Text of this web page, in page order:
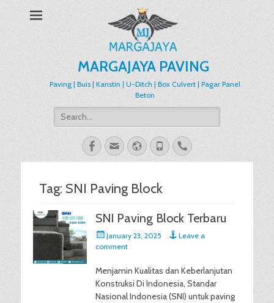
MARGAJAYA PAVING
Paving | Buis | Kanstin | U-Ditch | Box Culvert | Pagar Panel
Beton
Search
for:
Facebook
EmailWebsite
PhoneHandset
Tag: SNI Paving Block
SNI Paving Block Terbaru
Posted
on
January 23, 2025
Leave a
comment
Menjamin Kualitas dan Keberlanjutan
Konstruksi Di Indonesia, Standar
Nasional Indonesia (SNI) untuk paving